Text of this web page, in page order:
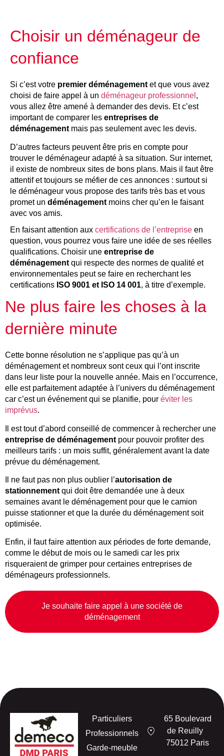
Choisir un déménageur de
confiance
Si c’est votre premier déménagementet que vous avez
choisi de faire appel à un déménageur professionnel ,
vous allez être amené à demander des devis. Et c’est
important de comparer les entreprises de
déménagementmais pas seulement avec les devis.
D’autres facteurs peuvent être pris en compte pour
trouver le déménageur adapté à sa situation. Sur internet,
il existe de nombreux sites de bons plans. Mais il faut être
attentif et toujours se méfier de ces annonces : surtout si
le déménageur vous propose des tarifs très bas et vous
promet un déménagement moins cher qu’en le faisant
avec vos amis.
En faisant attention aux certifications de l’entreprise en
question, vous pourrez vous faire une idée de ses réelles
qualifications. Choisir une entreprise de
déménagement qui respecte des normes de qualité et
environnementales peut se faire en recherchant les
certifications ISO 9001 et ISO 14 001, à titre d’exemple.
Ne plus faire les choses à la
dernière minute
Cette bonne résolution ne s’applique pas qu’à un
déménagement et nombreux sont ceux qui l’ont inscrite
dans leur liste pour la nouvelle année. Mais en l’occurrence,
elle est parfaitement adaptée à l’univers du déménagement
car c’est un événement qui se planifie, pour éviter les
imprévus.
Il est tout d’abord conseillé de commencer à rechercher une
entreprise de déménagement pour pouvoir profiter des
meilleurs tarifs : un mois suffit, généralement avant la date
prévue du déménagement.
Il ne faut pas non plus oublier l’autorisation de
stationnement qui doit être demandée une à deux
semaines avant le déménagement pour que le camion
puisse stationner et que la durée du déménagement soit
optimisée.
Enfin, il faut faire attention aux périodes de forte demande,
comme le début de mois ou le samedi car les prix
risqueraient de grimper pour certaines entreprises de
déménageurs professionnels.
Je souhaite faire appel à une société de
déménagement
65 Boulevard
de Reuilly
75012 Paris
Particuliers
Professionnels
Garde-meuble